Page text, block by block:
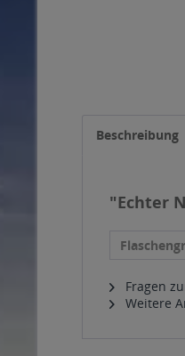
Beschreibung
"Echter
Fragen
Weitere